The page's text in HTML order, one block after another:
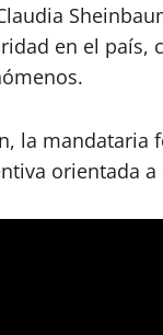
en el país,
la mandataria
orientada